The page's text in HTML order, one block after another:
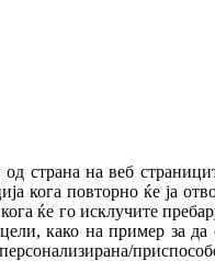
страна на веб
кога повторно ќе ја
ќе го исклучите
како на пример за